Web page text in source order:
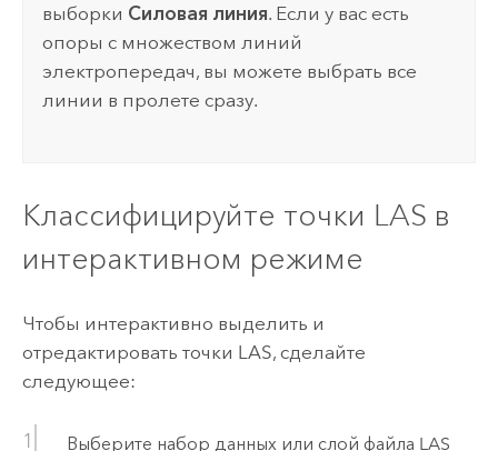
выборки Силовая линия. Если у вас есть
опоры с множеством линий
электропередач, вы можете выбрать все
линии в пролете сразу.
Классифицируйте точки LAS в
интерактивном режиме
Чтобы интерактивно выделить и
отредактировать точки LAS, сделайте
следующее:
Выберите набор данных или слой файла LAS